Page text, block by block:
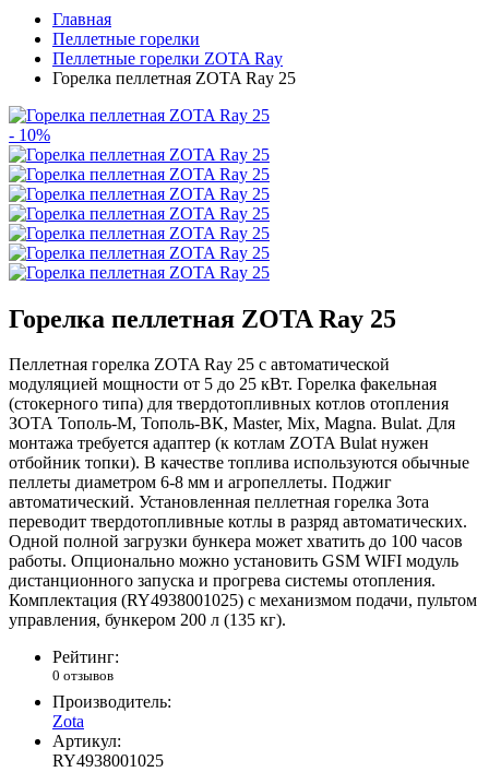
Главная
Пеллетные горелки
Пеллетные горелки ZOTA Ray
Горелка пеллетная ZOTA Ray 25
- 10%
Горелка пеллетная ZOTA Ray 25
Пеллетная горелка ZOTA Ray 25 с автоматической
модуляцией мощности от 5 до 25 кВт. Горелка факельная
(стокерного типа) для твердотопливных котлов отопления
ЗОТА Тополь-М, Тополь-ВК, Master, Mix, Magna. Bulat. Для
монтажа требуется адаптер (к котлам ZOTA Bulat нужен
отбойник топки). В качестве топлива используются обычные
пеллеты диаметром 6-8 мм и агропеллеты. Поджиг
автоматический. Установленная пеллетная горелка Зота
переводит твердотопливные котлы в разряд автоматических.
Одной полной загрузки бункера может хватить до 100 часов
работы. Опционально можно установить GSM WIFI модуль
дистанционного запуска и прогрева системы отопления.
Комплектация (RY4938001025) с механизмом подачи, пультом
управления, бункером 200 л (135 кг).
Рейтинг:
0 отзывов
Производитель:
Zota
Артикул:
RY4938001025